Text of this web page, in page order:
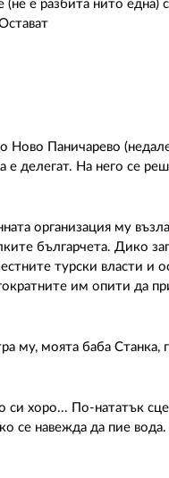
е разбита нито една)
Ново Паничарево
е делегат. На него се
организация му
българчета. Дико
турски власти и
им опити да
му, моята баба Станка,
си хоро... По-нататък
се навежда да пие вода.